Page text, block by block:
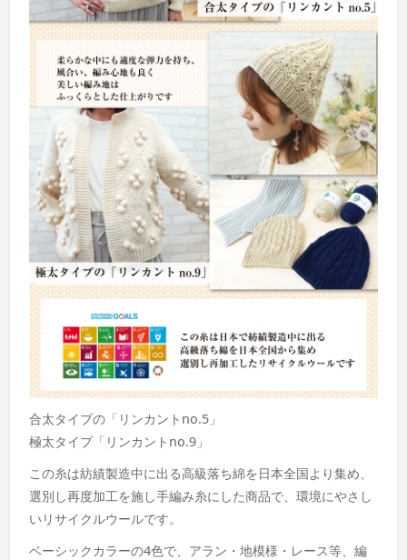
合太タイプの「リンカントno.5」
極太タイプ「リンカントno.9」
この糸は紡績製造中に出る高級落ち綿を日本全国より集め、
選別し再度加工を施し手編み糸にした商品で、環境にやさし
いリサイクルウールです。
ベーシックカラーの4色で、アラン・地模様・レース等、編